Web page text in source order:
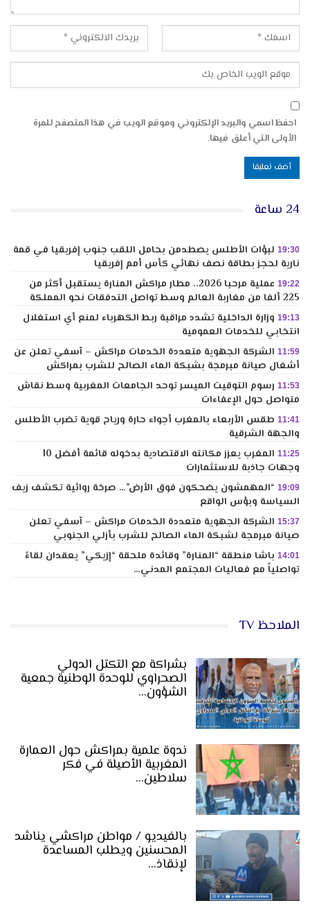
احفظ اسمي والبريد الإلكتروني وموقع الويب في هذا المتصفح للمرة
الأولى التي أعلق فيها.
24 ساعة
19:30 لبؤات الأطلس يصطدمن بحامل اللقب جنوب إفريقيا في قمة
نارية لحجز بطاقة نصف نهائي كأس أمم إفريقيا
19:22
عملية مرحبا 2026.. مطار مراكش المنارة يستقبل أكثر من
225 ألفا من مغاربة العالم وسط تواصل التدفقات نحو المملكة
19:13 وزارة الداخلية تشدد مراقبة ربط الكهرباء لمنع أي استغلال
انتخابي للخدمات العمومية
11:59 الشركة الجهوية متعددة الخدمات مراكش – آسفي تعلن عن
أشغال صيانة مبرمجة بشبكة الماء الصالح للشرب بمراكش
11:53 رسوم التوقيت الميسر توحد الجامعات المغربية وسط نقاش
متواصل حول الإعفاءات
11:41 طقس الأربعاء بالمغرب أجواء حارة ورياح قوية تضرب الأطلس
والجهة الشرقية
11:25
المغرب يعزز مكانته الاقتصادية بدخوله قائمة أفضل 10
وجهات جاذبة للاستثمارات
19:09 “المهمشون يضحكون فوق الأرض”… صرخة روائية تكشف زيف
السياسة وبؤس الواقع
15:37 الشركة الجهوية متعددة الخدمات مراكش – آسفي تعلن
صيانة مبرمجة لشبكة الماء الصالح للشرب بأزلي الجنوبي
14:01 باشا منطقة “المنارة” وقائدة ملحقة “إزيكي” يعقدان لقاءً
تواصلياً مع فعاليات المجتمع المدني…
الملاحظ TV
بشراكة مع التكتل الدولي
الصحراوي للوحدة الوطنية جمعية
الشؤون…
ندوة علمية بمراكش حول العمارة
المغربية الأصيلة في فكر
سلاطين…
بالفيديو / مواطن مراكشي يناشد
المحسنين ويطلب المساعدة
لإنقاذ…